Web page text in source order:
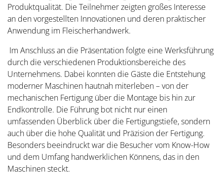
Produktqualität. Die Teilnehmer zeigten großes Interesse
an den vorgestellten Innovationen und deren praktischer
Anwendung im Fleischerhandwerk.
Im Anschluss an die Präsentation folgte eine Werksführung
durch die verschiedenen Produktionsbereiche des
Unternehmens. Dabei konnten die Gäste die Entstehung
moderner Maschinen hautnah miterleben – von der
mechanischen Fertigung über die Montage bis hin zur
Endkontrolle. Die Führung bot nicht nur einen
umfassenden Überblick über die Fertigungstiefe, sondern
auch über die hohe Qualität und Präzision der Fertigung.
Besonders beeindruckt war die Besucher vom Know-How
und dem Umfang handwerklichen Könnens, das in den
Maschinen steckt.